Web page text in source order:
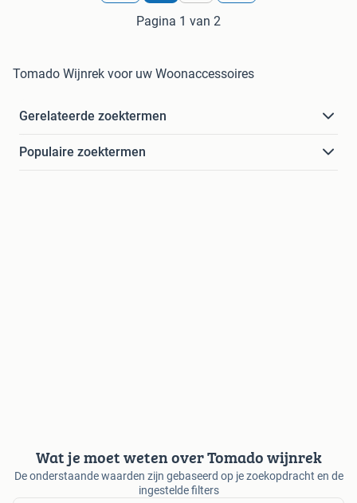
Pagina 1 van 2
Tomado Wijnrek voor uw Woonaccessoires
Gerelateerde zoektermen
Populaire zoektermen
Wat je moet weten over Tomado wijnrek
De onderstaande waarden zijn gebaseerd op je zoekopdracht en de
ingestelde filters